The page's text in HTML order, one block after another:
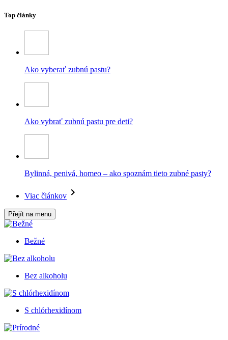
Top články
Ako vyberať zubnú pastu?
Ako vybrať zubnú pastu pre deti?
Bylinná, penivá, homeo – ako spoznám tieto zubné pasty?
Viac článkov
Přejít na menu
Bežné
Bez alkoholu
S chlórhexidínom